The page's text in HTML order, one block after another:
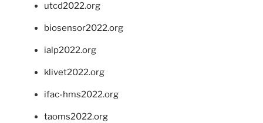
utcd2022.org
biosensor2022.org
ialp2022.org
klivet2022.org
ifac-hms2022.org
taoms2022.org